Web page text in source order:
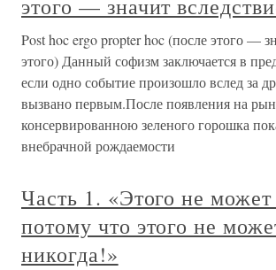
этого — значит
Post hoc ergo propter hoc (после этого —
этого) Данный софизм заключается в
если одно событие произошло вслед за
вызвано первым.После появления на
консервированною зеленого горошка
внебрачной рождаемости
Часть 1. «Этого не
потому что этого не
никогда!»